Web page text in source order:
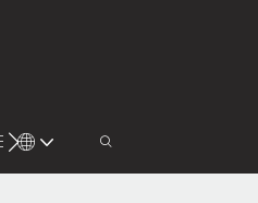
CONTATTACI